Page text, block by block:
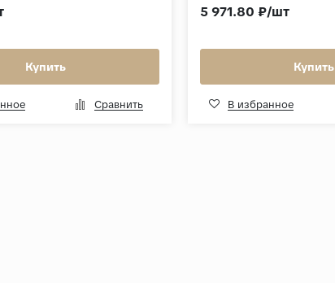
Купить
Сравнить
5 971.80 ₽/шт
Купить
В избранное